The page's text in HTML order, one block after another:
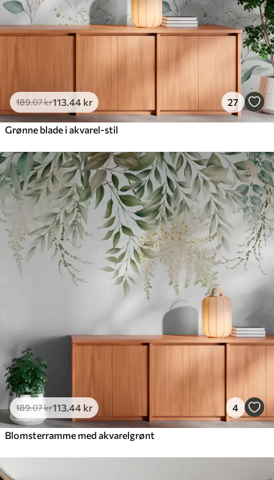
189.07kr113 .44 kr 27
Grønne blade i akvarel-stil
189.07kr113 .44 kr 4
Blomsterramme med akvarelgrønt